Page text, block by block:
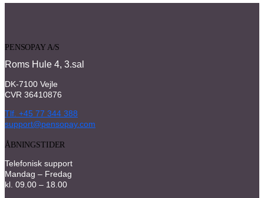
PENSOPAY A/S
Roms Hule 4, 3.sal
DK-7100 Vejle
CVR 36410876
Tlf. +45 77 344 388
support@pensopay.com
ÅBNINGSTIDER
Telefonisk support
Mandag – Fredag
kl. 09.00 – 18.00